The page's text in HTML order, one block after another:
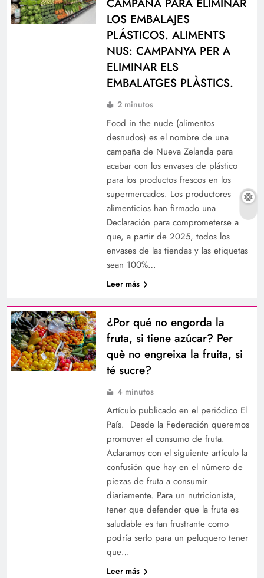
CAMPAÑA PARA ELIMINAR
LOS EMBALAJES
PLÁSTICOS. ALIMENTS
NUS: CAMPANYA PER A
ELIMINAR ELS
EMBALATGES PLÀSTICS.
2 minutos
Food in the nude (alimentos
desnudos) es el nombre de una
campaña de Nueva Zelanda para
acabar con los envases de plástico
para los productos frescos en los
supermercados. Los productores
alimenticios han firmado una
Declaración para comprometerse a
que, a partir de 2025, todos los
envases de las tiendas y las etiquetas
sean 100%…
Leer más
¿Por qué no engorda la
fruta, si tiene azúcar? Per
què no engreixa la fruita, si
té sucre?
4 minutos
Artículo publicado en el periódico El
País. Desde la Federación queremos
promover el consumo de fruta.
Aclaramos con el siguiente artículo la
confusión que hay en el número de
piezas de fruta a consumir
diariamente. Para un nutricionista,
tener que defender que la fruta es
saludable es tan frustrante como
podría serlo para un peluquero tener
que…
Leer más